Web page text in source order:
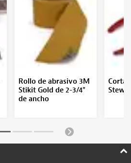
Rollo de abrasivo 3M
Stikit Gold de 2-3/4"
de ancho